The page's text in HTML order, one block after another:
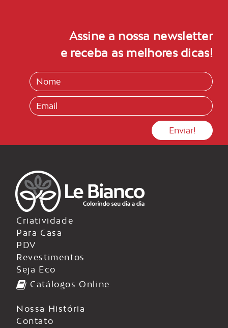
Assine a nossa newsletter
e receba as melhores dicas!
Criatividade
Para Casa
PDV
Revestimentos
Seja Eco
Catálogos Online
Nossa História
Contato